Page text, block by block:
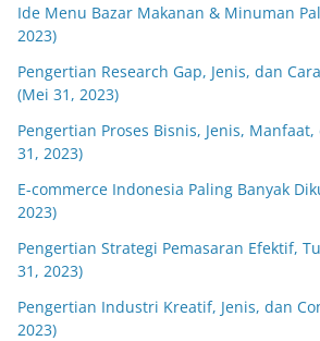
Ide Menu Bazar Makanan & Minuman
2023)
Pengertian Research Gap, Jenis, dan
(Mei 31, 2023)
Pengertian Proses Bisnis, Jenis,
31, 2023)
E-commerce Indonesia Paling Banyak
2023)
Pengertian Strategi Pemasaran Efektif,
31, 2023)
Pengertian Industri Kreatif, Jenis, dan
2023)